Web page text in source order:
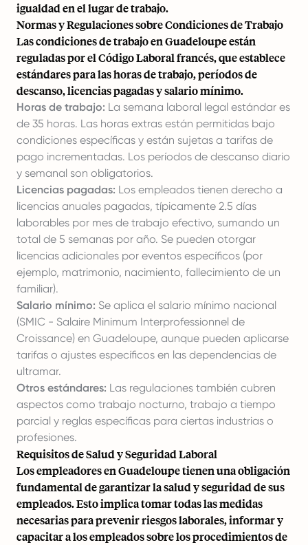
igualdad en el lugar de trabajo.
Normas y Regulaciones sobre Condiciones de Trabajo
Las condiciones de trabajo en Guadeloupe están
reguladas por el Código Laboral francés, que establece
estándares para las horas de trabajo, períodos de
descanso, licencias pagadas y salario mínimo.
Horas de trabajo: La semana laboral legal estándar es
de 35 horas. Las horas extras están permitidas bajo
condiciones específicas y están sujetas a tarifas de
pago incrementadas. Los períodos de descanso diario
y semanal son obligatorios.
Licencias pagadas: Los empleados tienen derecho a
licencias anuales pagadas, típicamente 2.5 días
laborables por mes de trabajo efectivo, sumando un
total de 5 semanas por año. Se pueden otorgar
licencias adicionales por eventos específicos (por
ejemplo, matrimonio, nacimiento, fallecimiento de un
familiar).
Salario mínimo: Se aplica el salario mínimo nacional
(SMIC - Salaire Minimum Interprofessionnel de
Croissance) en Guadeloupe, aunque pueden aplicarse
tarifas o ajustes específicos en las dependencias de
ultramar.
Otros estándares: Las regulaciones también cubren
aspectos como trabajo nocturno, trabajo a tiempo
parcial y reglas específicas para ciertas industrias o
profesiones.
Requisitos de Salud y Seguridad Laboral
Los empleadores en Guadeloupe tienen una obligación
fundamental de garantizar la salud y seguridad de sus
empleados. Esto implica tomar todas las medidas
necesarias para prevenir riesgos laborales, informar y
capacitar a los empleados sobre los procedimientos de